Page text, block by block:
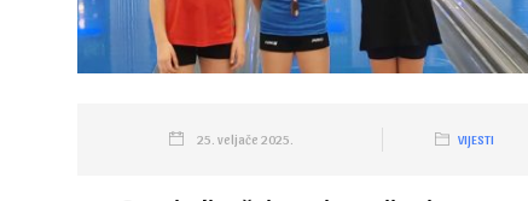
25. veljače 2025. VIJESTI